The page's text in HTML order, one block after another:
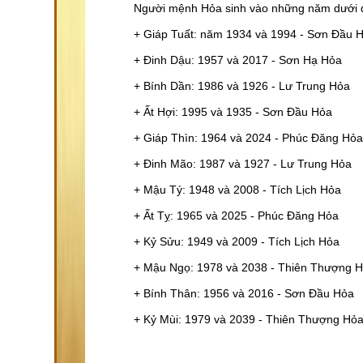
Người mệnh Hỏa sinh vào những năm dưới
+ Giáp Tuất: năm 1934 và 1994 - Sơn Đầu
+ Đinh Dậu: 1957 và 2017 - Sơn Hạ Hỏa
+ Bính Dần: 1986 và 1926 - Lư Trung Hỏa
+ Ất Hợi: 1995 và 1935 - Sơn Đầu Hỏa
+ Giáp Thìn: 1964 và 2024 - Phúc Đăng Hỏa
+ Đinh Mão: 1987 và 1927 - Lư Trung Hỏa
+ Mậu Tý: 1948 và 2008 - Tích Lịch Hỏa
+ Ất Tỵ: 1965 và 2025 - Phúc Đăng Hỏa
+ Kỷ Sửu: 1949 và 2009 - Tích Lịch Hỏa
+ Mậu Ngọ: 1978 và 2038 - Thiên Thượng
+ Bính Thân: 1956 và 2016 - Sơn Đầu Hỏa
+ Kỷ Mùi: 1979 và 2039 - Thiên Thượng Hỏa.